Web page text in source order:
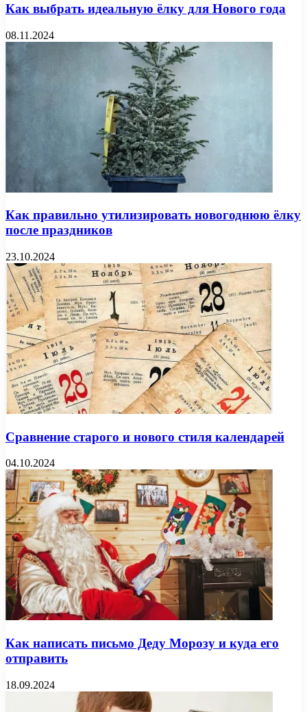
Как выбрать идеальную ёлку для Нового года
08.11.2024
Как правильно утилизировать новогоднюю ёлку
после праздников
23.10.2024
Сравнение старого и нового стиля календарей
04.10.2024
Как написать письмо Деду Морозу и куда его
отправить
18.09.2024